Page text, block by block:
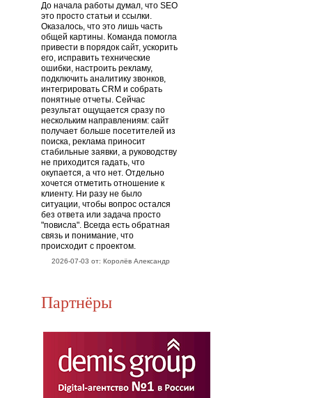
До начала работы думал, что SEO
это просто статьи и ссылки.
Оказалось, что это лишь часть
общей картины. Команда помогла
привести в порядок сайт, ускорить
его, исправить технические
ошибки, настроить рекламу,
подключить аналитику звонков,
интегрировать CRM и собрать
понятные отчеты. Сейчас
результат ощущается сразу по
нескольким направлениям: сайт
получает больше посетителей из
поиска, реклама приносит
стабильные заявки, а руководству
не приходится гадать, что
окупается, а что нет. Отдельно
хочется отметить отношение к
клиенту. Ни разу не было
ситуации, чтобы вопрос остался
без ответа или задача просто
"повисла". Всегда есть обратная
связь и понимание, что
происходит с проектом.
2026-07-03 от: Королёв Александр
Партнёры